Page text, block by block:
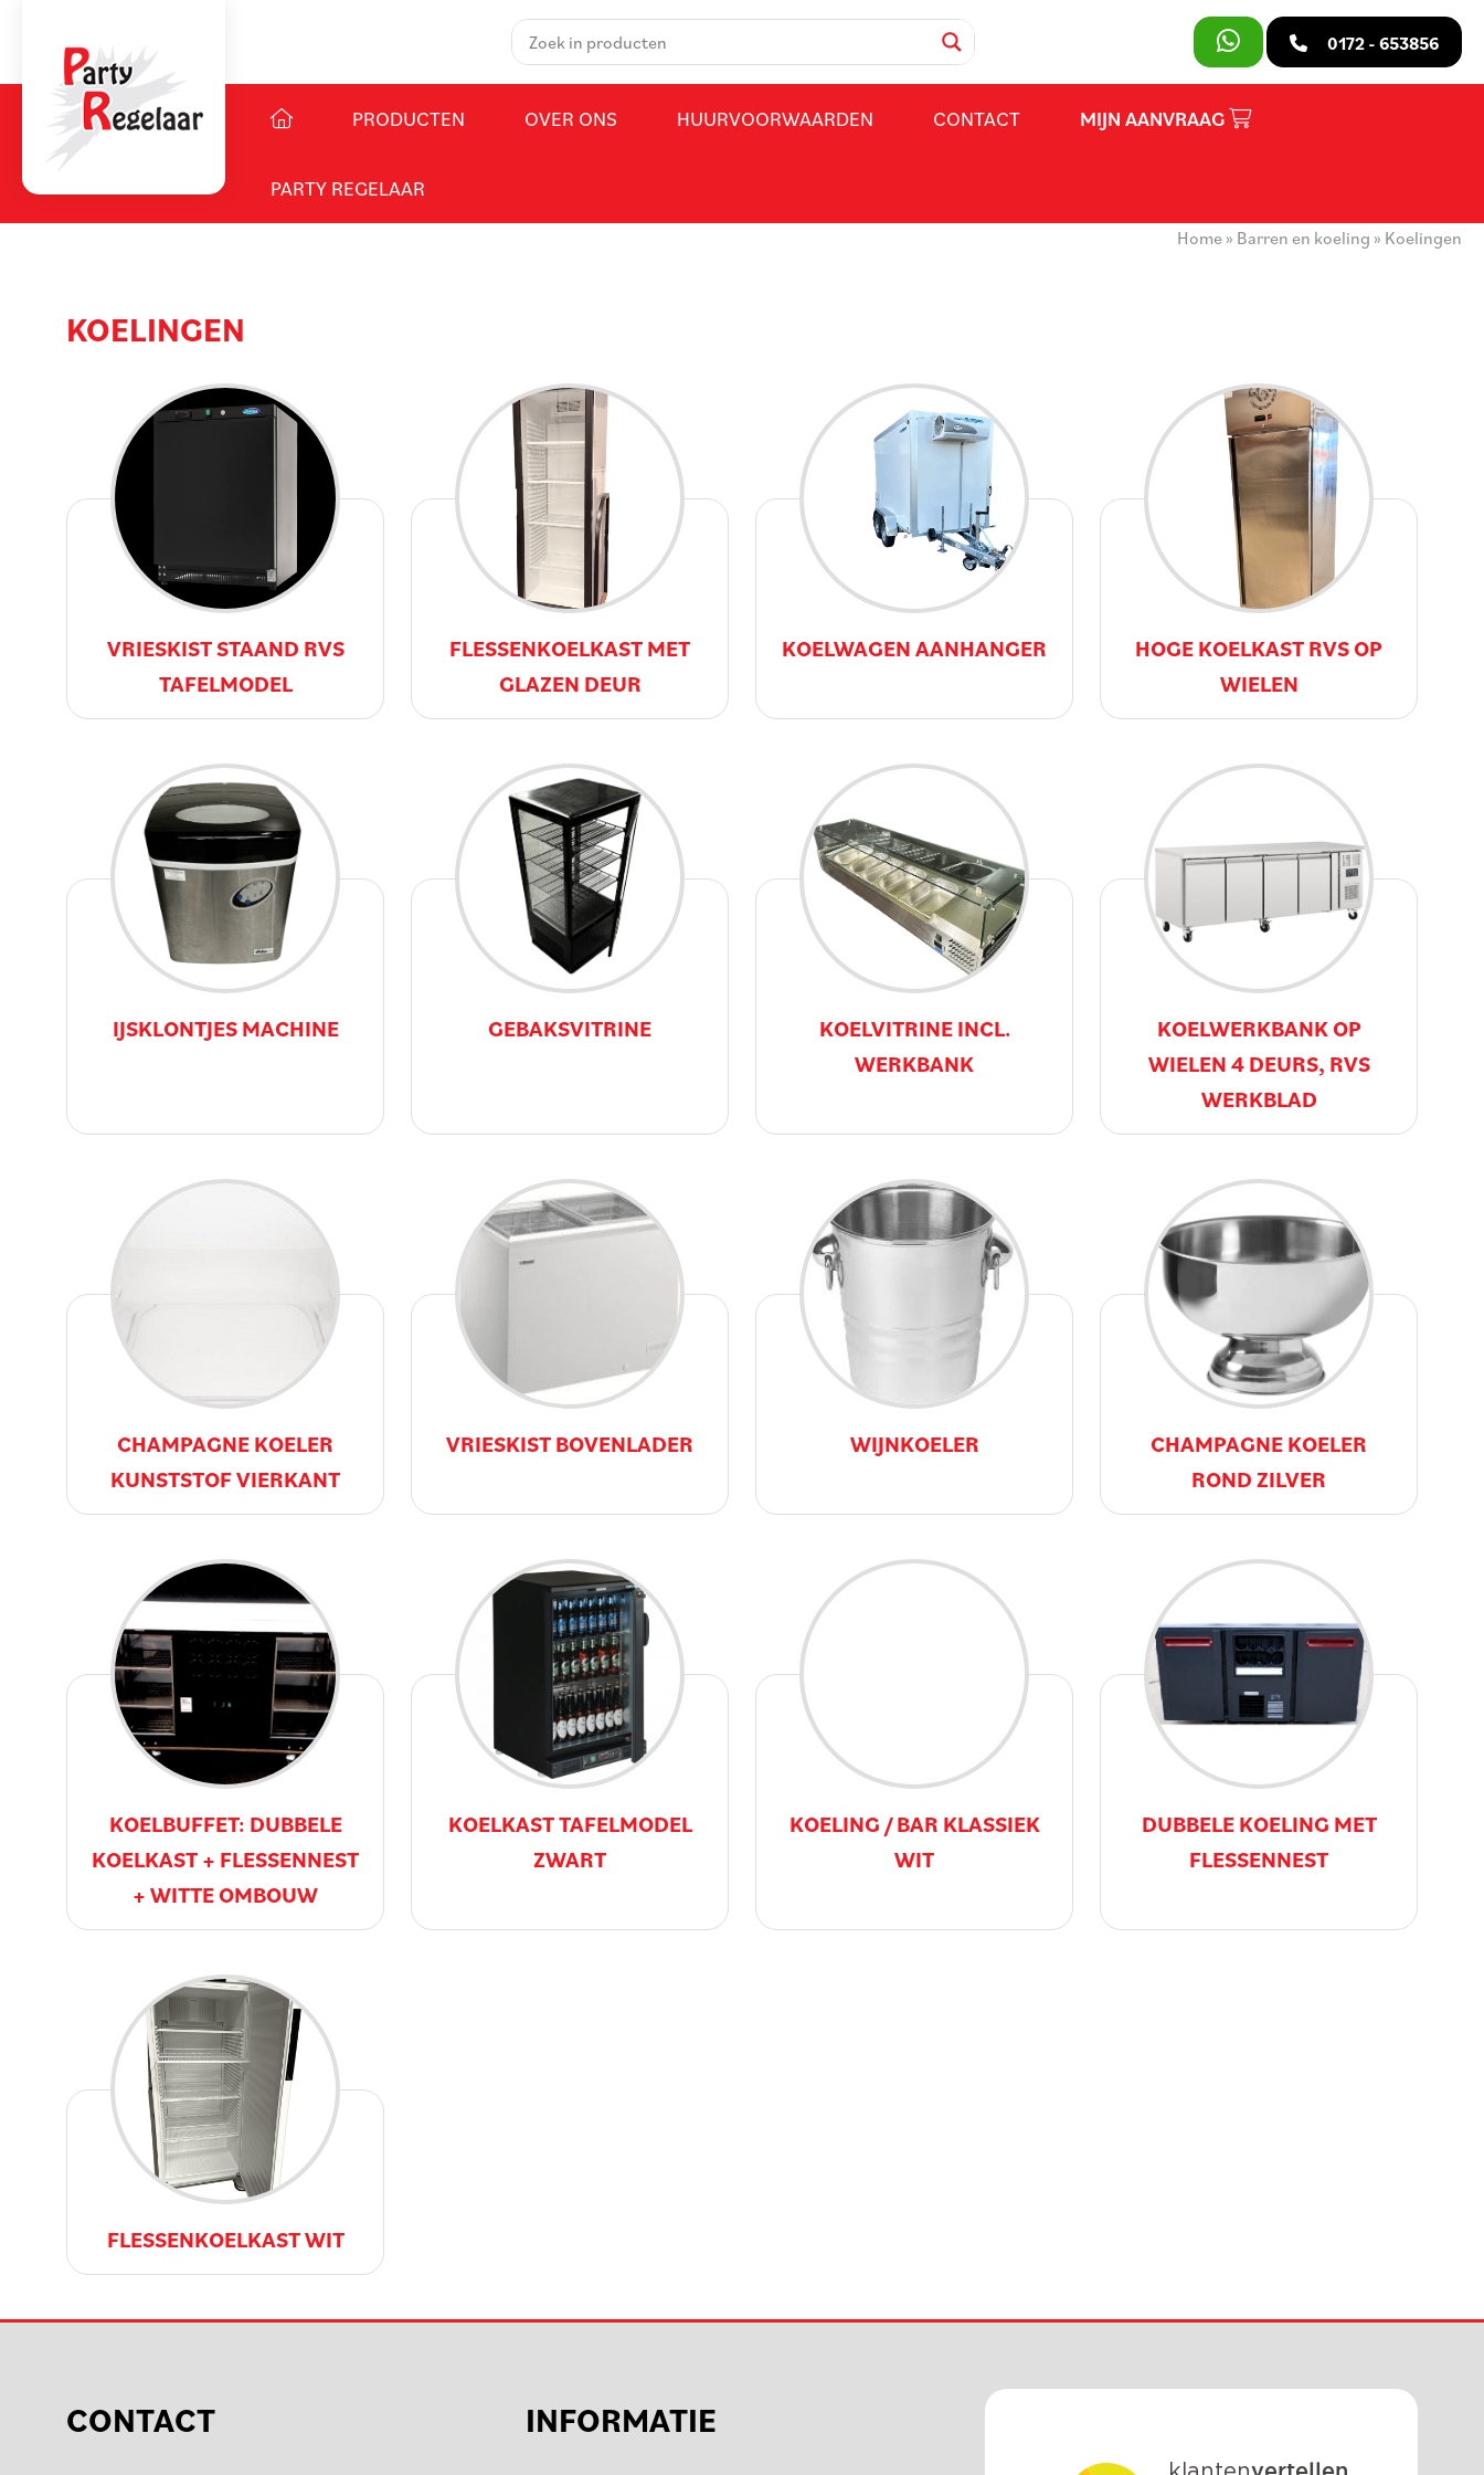
SLUITEN
PARTY REGELAAR
0172 - 653856
PRODUCTEN OVER ONS HUURVOORWAARDEN CONTACT MIJN AANVRAAG
PARTY REGELAAR
Home » Barren en koeling » Koelingen
KOELINGEN
VRIESKIST STAAND RVS
TAFELMODEL
FLESSENKOELKAST MET
GLAZEN DEUR
KOELWAGEN AANHANGER
HOGE KOELKAST RVS OP
WIELEN
IJSKLONTJES MACHINE GEBAKSVITRINE
KOELVITRINE INCL.
WERKBANK
KOELWERKBANK OP
WIELEN 4 DEURS, RVS
WERKBLAD
CHAMPAGNE KOELER
KUNSTSTOF VIERKANT
VRIESKIST BOVENLADER WIJNKOELER
CHAMPAGNE KOELER
ROND ZILVER
KOELBUFFET: DUBBELE
KOELKAST + FLESSENNEST
+ WITTE OMBOUW
KOELKAST TAFELMODEL
ZWART
KOELING / BAR KLASSIEK
WIT
DUBBELE KOELING MET
FLESSENNEST
FLESSENKOELKAST WIT
CONTACT INFORMATIE